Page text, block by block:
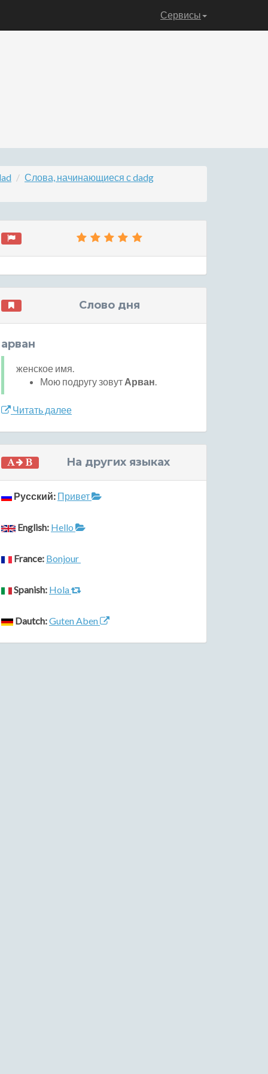
Сервисы
Слова, начинающиеся с dadg
Слово дня
арван
женское имя.
Мою подругу зовут Арван.
Читать далее
На других языках
Русский: Привет
English: Hello
France: Bonjour
Spanish: Hola
Dautch:Guten Aben